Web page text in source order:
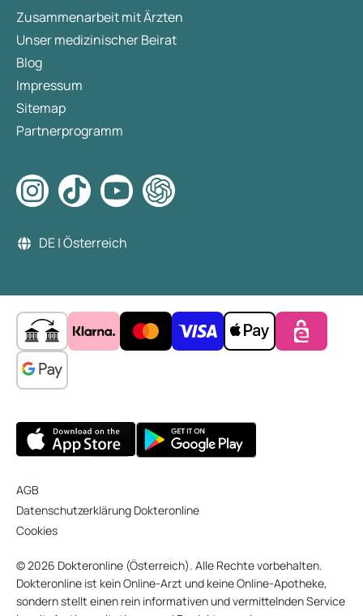
Zusammenarbeit mit Ärzten
Unser medizinischer Beirat
Blog
Impressum
Sitemap
Partnerprogramm
DE | Österreich
AGB
Datenschutzerklärung Dokteronline
Cookies
© 2026 Dokteronline (Österreich). Alle Rechte vorbehalten.
Dokteronline ist kein Online-Arzt und keine Online-Apotheke,
sondern stellt einen rein informativen und vermittelnden Service